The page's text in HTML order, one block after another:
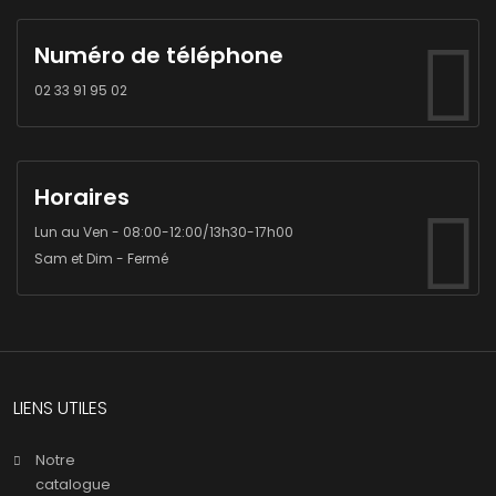
Numéro de téléphone
02 33 91 95 02
Horaires
Lun au Ven - 08:00-12:00/13h30-17h00
Sam et Dim - Fermé
LIENS UTILES
Notre
catalogue